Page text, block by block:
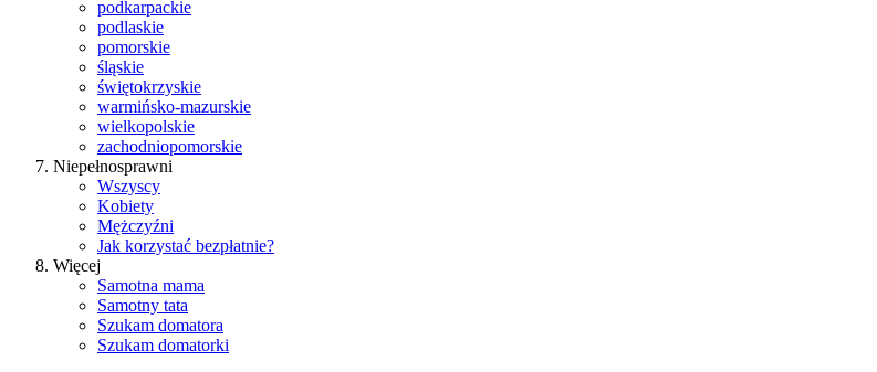
podkarpackie
podlaskie
pomorskie
śląskie
świętokrzyskie
warmińsko-mazurskie
wielkopolskie
zachodniopomorskie
Niepełnosprawni
Wszyscy
Kobiety
Mężczyźni
Jak korzystać bezpłatnie?
Więcej
Samotna mama
Samotny tata
Szukam domatora
Szukam domatorki